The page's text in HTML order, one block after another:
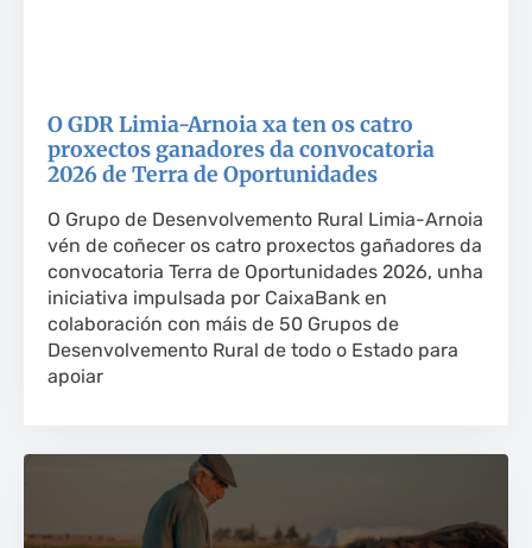
O GDR Limia-Arnoia xa ten os catro
proxectos ganadores da convocatoria
2026 de Terra de Oportunidades
O Grupo de Desenvolvemento Rural Limia-Arnoia
vén de coñecer os catro proxectos gañadores da
convocatoria Terra de Oportunidades 2026, unha
iniciativa impulsada por CaixaBank en
colaboración con máis de 50 Grupos de
Desenvolvemento Rural de todo o Estado para
apoiar